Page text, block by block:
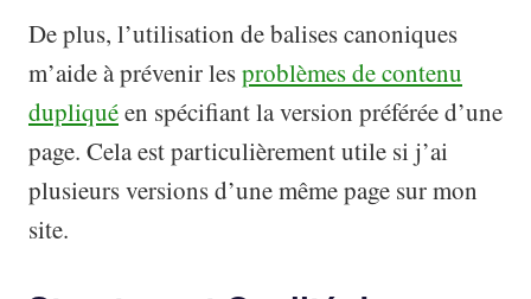
De plus, l’utilisation de balises canoniques
m’aide à prévenir lesproblèmes de contenu
dupliquéen spécifiant la version préférée d’une
page. Cela est particulièrement utile si j’ai
plusieurs versions d’une même page sur mon
site.